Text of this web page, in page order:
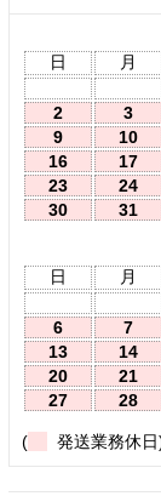
日
月
2
3
9
10
16
17
23
24
30
31
日
月
6
7
13
14
20
21
27
28
( 発送業務休日